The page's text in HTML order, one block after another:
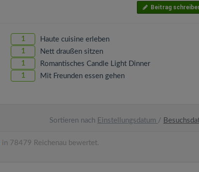
Beitrag
1 Haute cuisine erleben
1 Nett draußen sitzen
1 Romantisches Candle Light Dinner
1 Mit Freunden essen gehen
Sortieren nach Einstellungsdatum /
in 78479 Reichenau bewertet.